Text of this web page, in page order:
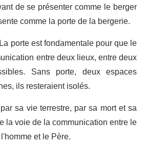
de se présenter comme le berger
comme la porte de la bergerie.
porte est fondamentale pour que le
entre deux lieux, entre deux
Sans porte, deux espaces
ils resteraient isolés.
sa vie terrestre, par sa mort et sa
la voie de la communication entre le
et le Père.